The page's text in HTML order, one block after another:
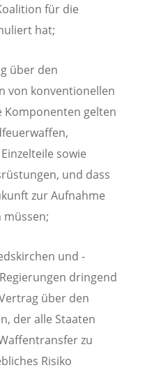
für die
hat;
über den
von konventionellen
Komponenten gelten
sowie
und dass
zur Aufnahme
müssen;
und -
dringend
über den
der alle Staaten
zu
Risiko